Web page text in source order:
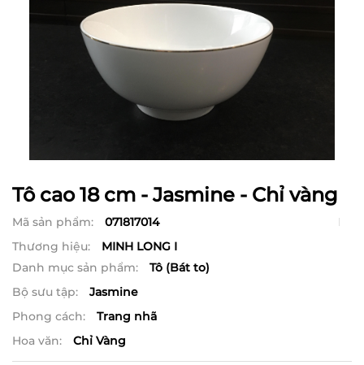
Tô cao 18 cm - Jasmine - Chỉ vàng
Mã sản phẩm:
071817014
Thương hiệu:
MINH LONG I
Danh mục sản phẩm:
Tô (Bát to)
Bộ sưu tập:
Jasmine
Phong cách:
Trang nhã
Hoa văn:
Chỉ Vàng